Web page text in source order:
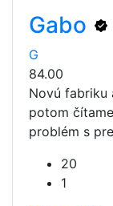
Gabo
G
84.00
Novú fabriku
potom
problém s
20
1